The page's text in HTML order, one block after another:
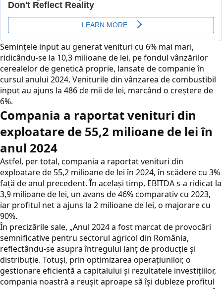
Semințele input au generat venituri cu 6% mai mari,
ridicându-se la 10,3 milioane de lei, pe fondul vânzărilor
cerealelor de genetică proprie, lansate de companie în
cursul anului 2024. Veniturile din vânzarea de combustibil
input au ajuns la 486 de mii de lei, marcând o creștere de
6%.
Compania a raportat venituri din
exploatare de 55,2 milioane de lei în
anul 2024
Astfel, per total, compania a raportat venituri din
exploatare de 55,2 milioane de lei în 2024, în scădere cu 3%
față de anul precedent. În același timp, EBITDA s-a ridicat la
3,9 milioane de lei, un avans de 46% comparativ cu 2023,
iar profitul net a ajuns la 2 milioane de lei, o majorare cu
90%.
În precizările sale, „Anul 2024 a fost marcat de provocări
semnificative pentru sectorul agricol din România,
reflectându-se asupra întregului lanț de producție și
distribuție. Totuși, prin optimizarea operațiunilor, o
gestionare eficientă a capitalului și rezultatele investițiilor,
compania noastră a reușit aproape să își dubleze profitul